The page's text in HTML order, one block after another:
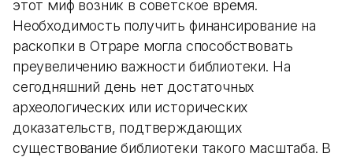
этот миф возник в советское время.
Необходимость получить финансирование на
раскопки в Отраре могла способствовать
преувеличению важности библиотеки. На
сегодняшний день нет достаточных
археологических или исторических
доказательств, подтверждающих
существование библиотеки такого масштаба. В